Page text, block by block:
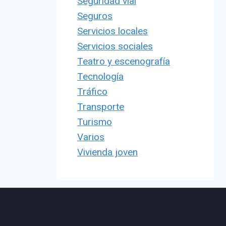
Seguros
Servicios locales
Servicios sociales
Teatro y escenografía
Tecnología
Tráfico
Transporte
Turismo
Varios
Vivienda joven